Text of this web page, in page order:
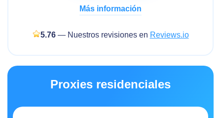
Más información
5.76— Nuestros revisiones en Reviews.io
Proxies residenciales